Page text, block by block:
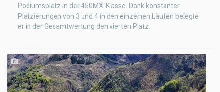
Podiumsplatz in der 450MX-Klasse. Dank konstanter
Platzierungen von 3 und 4 in den einzelnen Läufen belegte
er in der Gesamtwertung den vierten Platz.